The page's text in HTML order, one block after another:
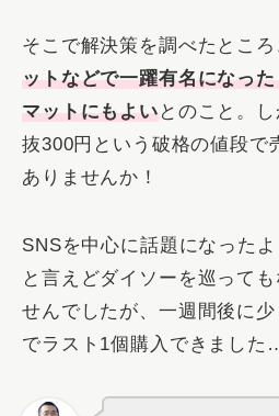
そこで解決策を調べたところ
ットなどで一躍有名になっ
マットにもよいとのこと。
抜300円という破格の値段で
ありませんか！
SNSを中心に話題になった
と言えどダイソーを巡って
せんでしたが、一週間後に
でラスト1個購入できまし